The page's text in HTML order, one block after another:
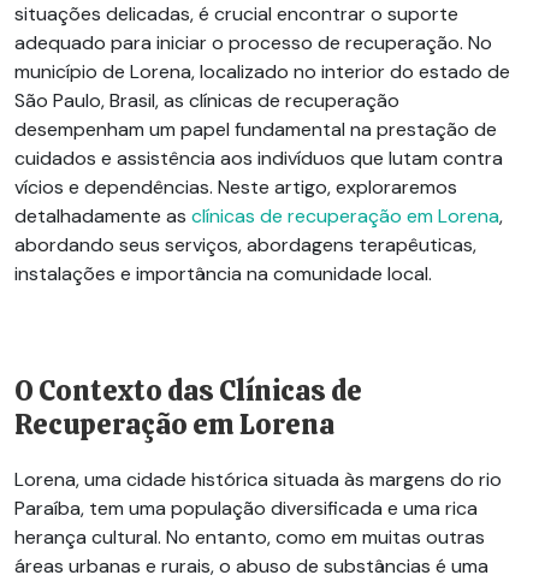
situações delicadas, é crucial encontrar o suporte
adequado para iniciar o processo de recuperação. No
município de Lorena, localizado no interior do estado de
São Paulo, Brasil, as clínicas de recuperação
desempenham um papel fundamental na prestação de
cuidados e assistência aos indivíduos que lutam contra
vícios e dependências. Neste artigo, exploraremos
detalhadamente as clínicas de recuperação em Lorena,
abordando seus serviços, abordagens terapêuticas,
instalações e importância na comunidade local.
O Contexto das Clínicas de
Recuperação em Lorena
Lorena, uma cidade histórica situada às margens do rio
Paraíba, tem uma população diversificada e uma rica
herança cultural. No entanto, como em muitas outras
áreas urbanas e rurais, o abuso de substâncias é uma